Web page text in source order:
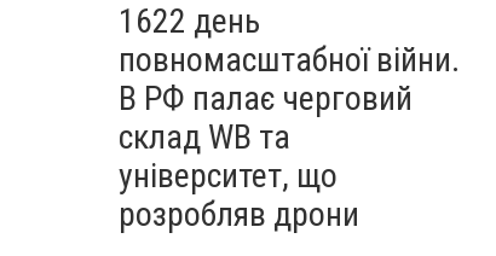
1622 день
повномасштабної війни.
В РФ палає черговий
склад WB та
університет, що
розробляв дрони